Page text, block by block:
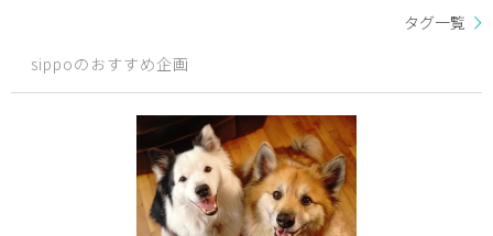
タグ一覧
sippoのおすすめ企画